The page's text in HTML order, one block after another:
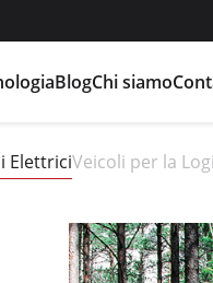
BlogChi siamo
ElettriciVeicoli per la